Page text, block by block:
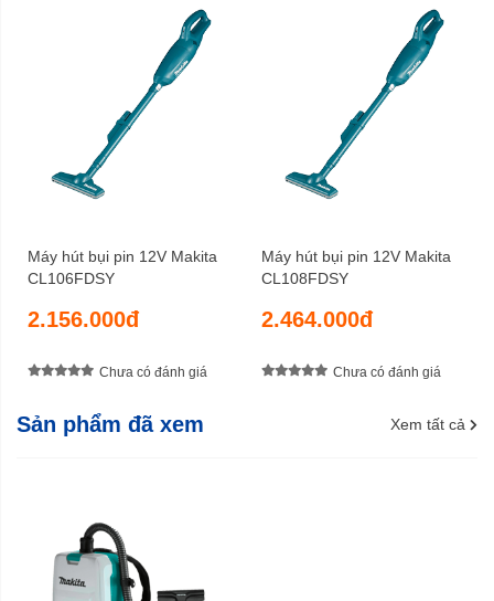
Lưu lượng hút tối đa
Kích thước (DxRxC) 297 x 174 x 523 mm
Trọng lượng tịnh 6,1 - 6,7 kg
Bảo hành
Máy hút bụi pin 12V Makita
CL106FDSY
2.156.000đ
Chưa có đánh giá
Máy hút bụi pin 12V Makita
CL108FDSY
2.464.000đ
Chưa có đánh giá
Sản phẩm đã xem Xem tất cả